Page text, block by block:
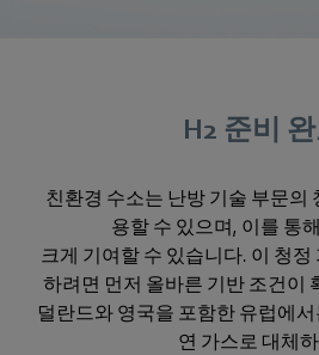
H2 준비
친환경 수소는 난방 기술 부문의
용할 수 있으며, 이를 통
크게 기여할 수 있습니다. 이 청
하려면 먼저 올바른 기반 조건이
덜란드와 영국을 포함한 유럽에
연 가스로 대체